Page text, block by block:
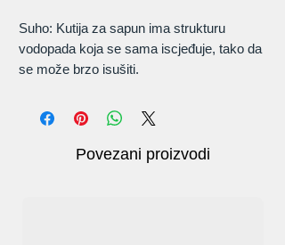
Suho: Kutija za sapun ima strukturu
vodopada koja se sama iscjeđuje, tako da
se može brzo isušiti.
Protukliznost: četiri uzdignute pruge na
sapunom i 100% štite sapun od topljenja.
Povezani proizvodi